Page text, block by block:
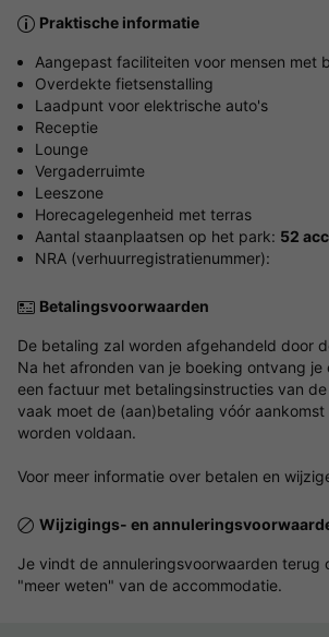
Praktische informatie
Aangepast faciliteiten voor mensen met
Overdekte fietsenstalling
Laadpunt voor elektrische auto's
Receptie
Lounge
Vergaderruimte
Leeszone
Horecagelegenheid met terras
Aantal staanplaatsen op het park: 52
NRA (verhuurregistratienummer):
Betalingsvoorwaarden
De betaling zal worden afgehandeld door
Na het afronden van je boeking ontvang je
een factuur met betalingsinstructies van
vaak moet de (aan)betaling vóór
worden voldaan.
Voor meer informatie over betalen en
Wijzigings- en
Je vindt de annuleringsvoorwaarden terug
"meer weten" van de accommodatie.